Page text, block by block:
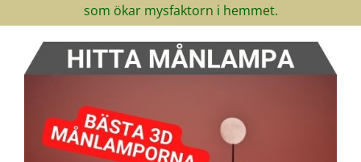
som ökar mysfaktorn i hemmet.